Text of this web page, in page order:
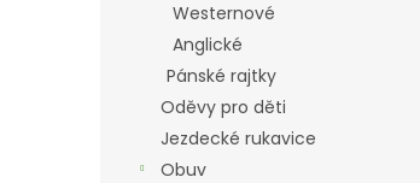
Westernové
Anglické
Pánské rajtky
Oděvy pro děti
Jezdecké rukavice
Obuv